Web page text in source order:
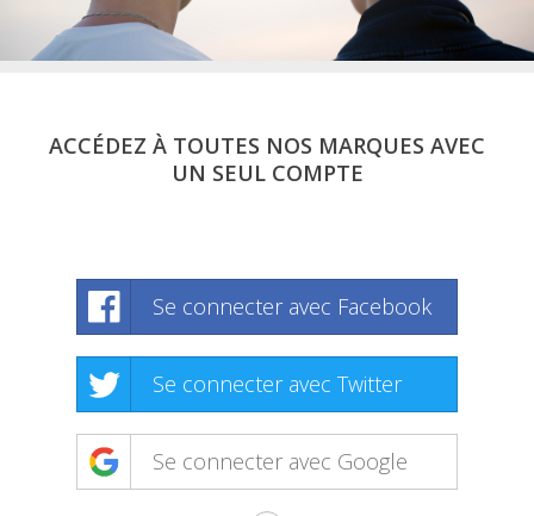
ACCÉDEZ À TOUTES NOS MARQUES AVEC
UN SEUL COMPTE
Se connecter avec Facebook
Se connecter avec Twitter
Se connecter avec Google